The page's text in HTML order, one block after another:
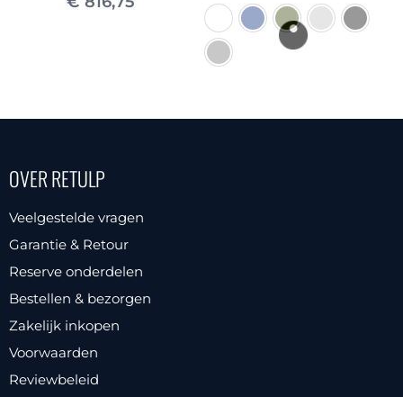
OVER RETULP
Veelgestelde vragen
Garantie & Retour
Reserve onderdelen
Bestellen & bezorgen
Zakelijk inkopen
Voorwaarden
Reviewbeleid